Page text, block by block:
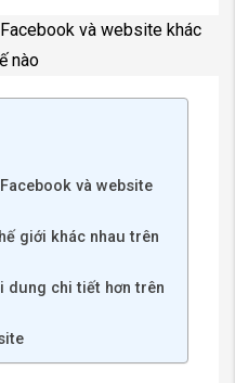
và website
giới khác nhau trên
dung chi tiết hơn trên